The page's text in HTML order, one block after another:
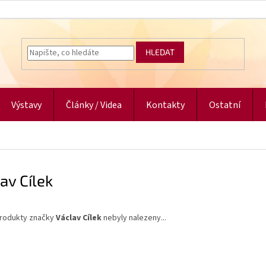
HLEDAT
Výstavy Články / Videa Kontakty Ostatní
Cílek
značkyVáclav Cíleknebyly nalezeny...